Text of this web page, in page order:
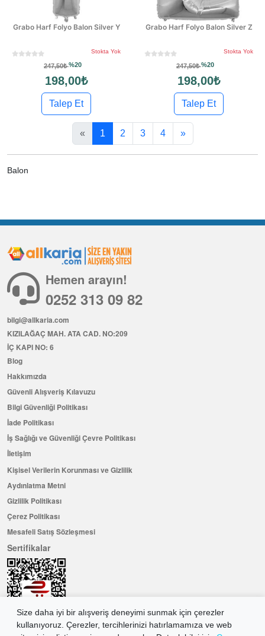
Grabo Harf Folyo Balon Silver Y
Stokta Yok
247,50₺%20
198,00₺
Talep Et
Grabo Harf Folyo Balon Silver Z
Stokta Yok
247,50₺%20
198,00₺
Talep Et
« 1 2 3 4 »
Balon
Size daha iyi bir alışveriş deneyimi sunmak için çerezler
kullanıyoruz. Çerezler, tercihlerinizi hatırlamamıza ve web
Hemen arayın!
0252 313 09 82
bilgi@allkaria.com
KIZILAĞAÇ MAH. ATA CAD. NO:209
İÇ KAPI NO: 6
Blog
Hakkımızda
Güvenli Alışveriş Kılavuzu
Bilgi Güvenliği Politikası
İade Politikası
İş Sağlığı ve Güvenliği Çevre Politikası
İletişim
Kişisel Verilerin Korunması ve Gizlilik
Aydınlatma Metni
Gizlilik Politikası
Çerez Politikası
Mesafeli Satış Sözleşmesi
Sertifikalar